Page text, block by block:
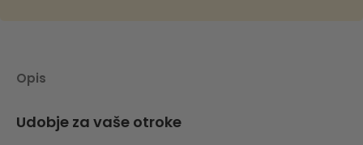
Opis
Udobje za vaše otroke